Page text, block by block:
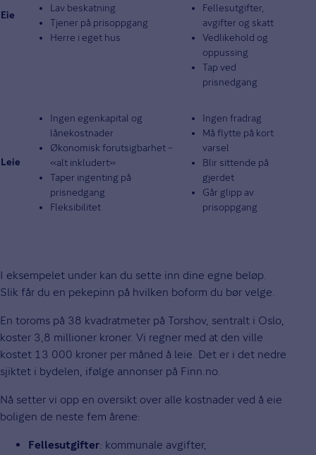
Eie
Lav beskatning
Tjener på prisoppgang
Herre i eget hus
Fellesutgifter,
avgifter og skatt
Vedlikehold og
oppussing
Tap ved
prisnedgang
Leie
Ingen egenkapital og
lånekostnader
Økonomisk forutsigbarhet –
«alt inkludert»
Taper ingenting på
prisnedgang
Fleksibilitet
Ingen fradrag
Må flytte på kort
varsel
Blir sittende på
gjerdet
Går glipp av
prisoppgang
I eksempelet under kan du sette inn dine egne beløp.
Slik får du en pekepinn på hvilken boform du bør velge.
En toroms på 38 kvadratmeter på Torshov, sentralt i Oslo,
koster 3,8 millioner kroner. Vi regner med at den ville
kostet 13 000 kroner per måned å leie. Det er i det nedre
sjiktet i bydelen, ifølge annonser på Finn.no.
Nå setter vi opp en oversikt over alle kostnader ved å eie
boligen de neste fem årene:
Fellesutgifter: kommunale avgifter,